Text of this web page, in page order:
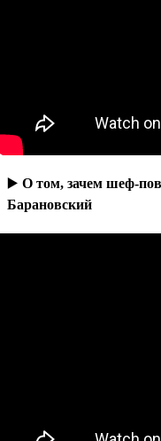
▶️ О том, зачем шеф-
Барановский